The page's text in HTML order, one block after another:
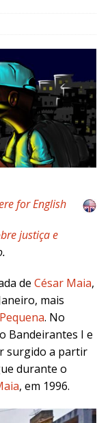
for English
justiça e
de César Maia,
mais
. No
Bandeirantes I e
surgido a partir
durante o
, em 1996.